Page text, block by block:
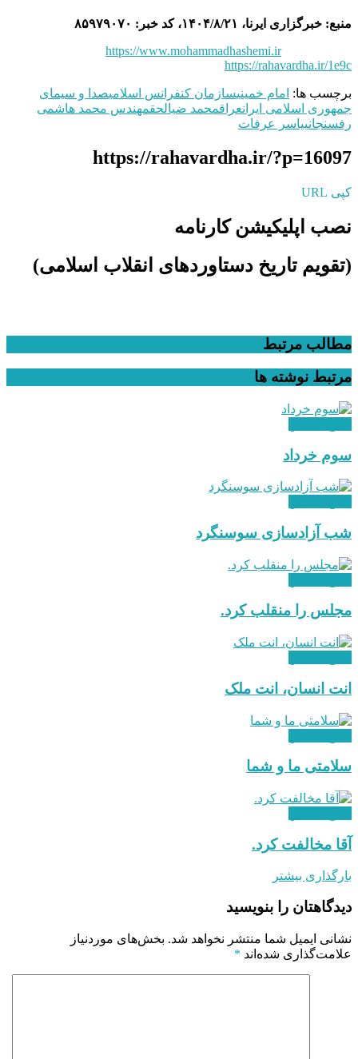
منبع: خبرگزاری ایرنا، ۱۴۰۴/۸/۲۱، کد خبر: ۸۵۹۷۹۰۷۰
https://www.mohammadhashemi.ir
https://rahavardha.ir/1e9c
برچسب ها: امام خمینیسازمان کنفرانس اسلامیصدا و سیمای
جمهوری اسلامی ایرانعراقمحمد ضیالحقمهندس محمد هاشمی
رفسنجانییاسر عرفات
https://rahavardha.ir/?p=16097
کپی URL
نصب اپلیکیشن کارنامه
(تقویم تاریخ دستاوردهای انقلاب اسلامی​)
مطالب مرتبط
مرتبط نوشته ها
سوم خرداد
شب آزادسازی سوسنگرد
مجلس را منقلب کرد.
انت انسان،‌ انت ملک
سلامتی ما و شما
آقا مخالفت کرد.
بارگذاری بیشتر
دیدگاهتان را بنویسید
نشانی ایمیل شما منتشر نخواهد شد. بخش‌های موردنیاز
علامت‌گذاری شده‌اند *